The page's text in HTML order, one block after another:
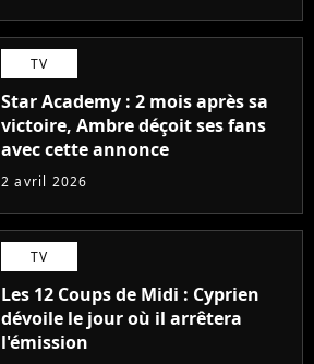
TV
Star Academy : 2 mois après sa
victoire, Ambre déçoit ses fans
avec cette annonce
2 avril 2026
TV
Les 12 Coups de Midi : Cyprien
dévoile le jour où il arrêtera
l'émission